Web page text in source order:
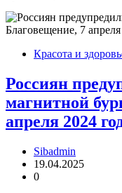
Красота и
Россиян
магнитной
апреля 2024
Sibadmin
19.04.2025
0